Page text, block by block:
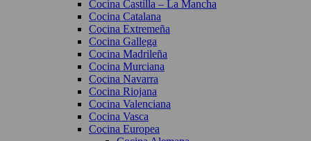
Cocina Castilla – La Mancha
Cocina Catalana
Cocina Extremeña
Cocina Gallega
Cocina Madrileña
Cocina Murciana
Cocina Navarra
Cocina Riojana
Cocina Valenciana
Cocina Vasca
Cocina Europea